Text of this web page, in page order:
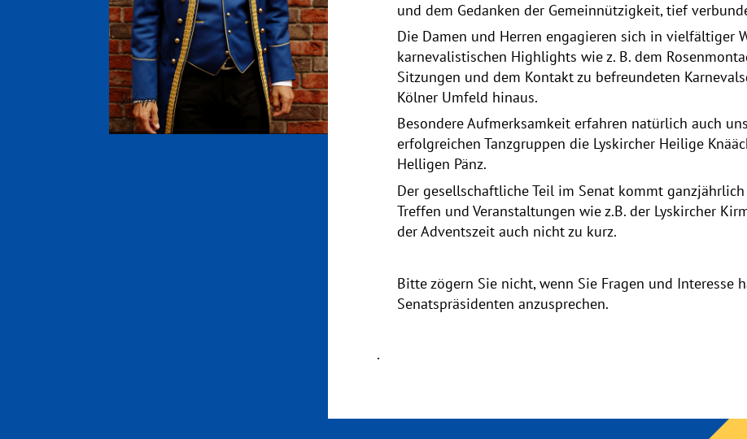
und dem Gedanken der Gemeinnützigkeit, tief
Die Damen und Herren engagieren sich in vielfältiger
karnevalistischen Highlights wie z. B. dem
Sitzungen und dem Kontakt zu befreundeten
Kölner Umfeld hinaus.
Besondere Aufmerksamkeit erfahren natürlich auch
erfolgreichen Tanzgruppen die Lyskircher Heilige
Helligen Pänz.
Der gesellschaftliche Teil im Senat kommt
Treffen und Veranstaltungen wie z.B. der Lyskircher
der Adventszeit auch nicht zu kurz.
Bitte zögern Sie nicht, wenn Sie Fragen und Interesse
Senatspräsidenten anzusprechen.
.